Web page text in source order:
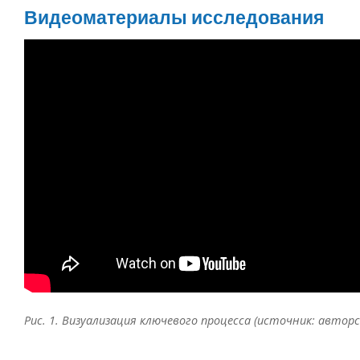
Видеоматериалы исследования
Рис. 1. Визуализация ключевого процесса (источник: